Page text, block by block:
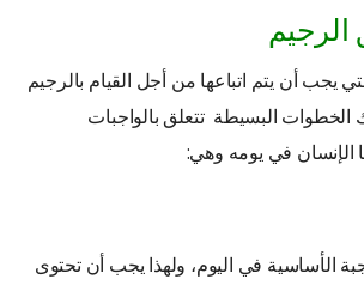
يجب أن يتم اتباعها من أجل القيام بالرجيم
الخطوات البسيطة تتعلق بالواجبات
الإنسان في يومه وهي:
الأساسية في اليوم، ولهذا يجب أن تحتوى